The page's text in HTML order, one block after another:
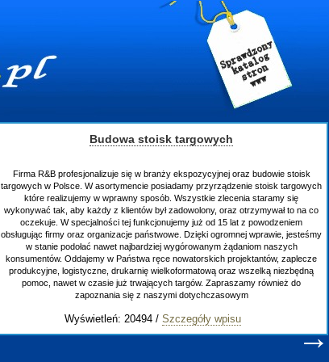
Budowa stoisk targowych
Firma R&B profesjonalizuje się w branży ekspozycyjnej oraz budowie stoisk
targowych w Polsce. W asortymencie posiadamy przyrządzenie stoisk targowych
które realizujemy w wprawny sposób. Wszystkie zlecenia staramy się
wykonywać tak, aby każdy z klientów był zadowolony, oraz otrzymywał to na co
oczekuje. W specjalności tej funkcjonujemy już od 15 lat z powodzeniem
obsługując firmy oraz organizacje państwowe. Dzięki ogromnej wprawie, jesteśmy
w stanie podołać nawet najbardziej wygórowanym żądaniom naszych
konsumentów. Oddajemy w Państwa ręce nowatorskich projektantów, zaplecze
produkcyjne, logistyczne, drukarnię wielkoformatową oraz wszelką niezbędną
pomoc, nawet w czasie już trwających targów. Zapraszamy również do
zapoznania się z naszymi dotychczasowym
Wyświetleń: 20494 / Szczegóły wpisu
→